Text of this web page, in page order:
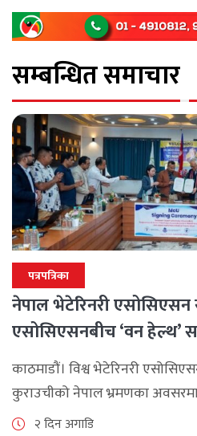
सम्बन्धित समाचार
पत्रपत्रिका
नेपाल भेटेरिनरी एसोसिएसन
एसोसिएसनबीच ‘वन हेल्थ’
समझदारी
काठमाडौं। विश्व भेटेरिनरी
कुराउचीको नेपाल भ्रमणका
एसोसिएसनले अन्तर्राष्ट्रिय
२ दिन अगाडि